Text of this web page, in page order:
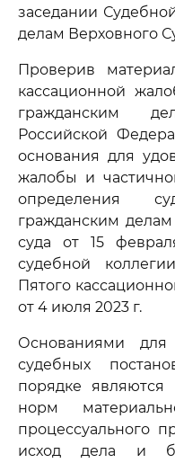
заседании
делам Верховного
Проверив
кассационной
гражданским
Российской
основания для
жалобы и
определения
гражданским делам
суда от 15
судебной
Пятого
от 4 июля 2023 г.
Основаниями
судебных
порядке
норм
процессуального
исход дела и